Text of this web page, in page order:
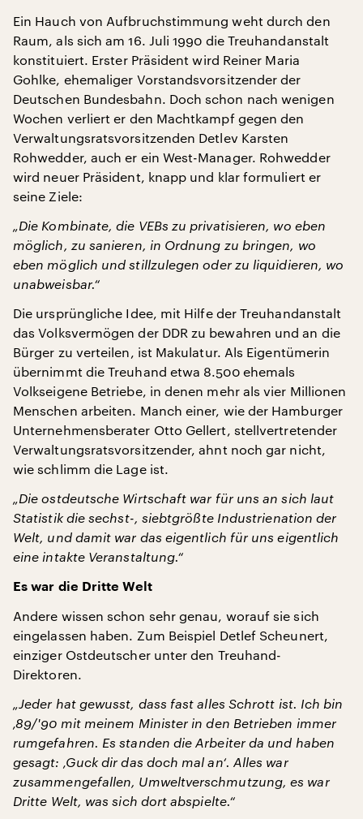
Ein Hauch von Aufbruchstimmung weht durch den
Raum, als sich am 16. Juli 1990 die Treuhandanstalt
konstituiert. Erster Präsident wird Reiner Maria
Gohlke, ehemaliger Vorstandsvorsitzender der
Deutschen Bundesbahn. Doch schon nach wenigen
Wochen verliert er den Machtkampf gegen den
Verwaltungsratsvorsitzenden Detlev Karsten
Rohwedder, auch er ein West-Manager. Rohwedder
wird neuer Präsident, knapp und klar formuliert er
seine Ziele:
„Die Kombinate, die VEBs zu privatisieren, wo eben
möglich, zu sanieren, in Ordnung zu bringen, wo
eben möglich und stillzulegen oder zu liquidieren, wo
unabweisbar.“
Die ursprüngliche Idee, mit Hilfe der Treuhandanstalt
das Volksvermögen der DDR zu bewahren und an die
Bürger zu verteilen, ist Makulatur. Als Eigentümerin
übernimmt die Treuhand etwa 8.500 ehemals
Volkseigene Betriebe, in denen mehr als vier Millionen
Menschen arbeiten. Manch einer, wie der Hamburger
Unternehmensberater Otto Gellert, stellvertretender
Verwaltungsratsvorsitzender, ahnt noch gar nicht,
wie schlimm die Lage ist.
„Die ostdeutsche Wirtschaft war für uns an sich laut
Statistik die sechst-, siebtgrößte Industrienation der
Welt, und damit war das eigentlich für uns eigentlich
eine intakte Veranstaltung.“
Es war die Dritte Welt
Andere wissen schon sehr genau, worauf sie sich
eingelassen haben. Zum Beispiel Detlef Scheunert,
einziger Ostdeutscher unter den Treuhand-
Direktoren.
„Jeder hat gewusst, dass fast alles Schrott ist. Ich bin
‚89/'90 mit meinem Minister in den Betrieben immer
rumgefahren. Es standen die Arbeiter da und haben
gesagt: ‚Guck dir das doch mal an‘. Alles war
zusammengefallen, Umweltverschmutzung, es war
Dritte Welt, was sich dort abspielte.“